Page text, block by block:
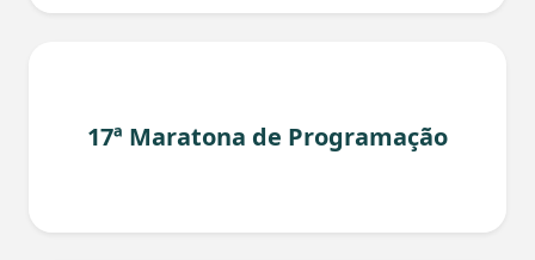
17ª Maratona de Programação